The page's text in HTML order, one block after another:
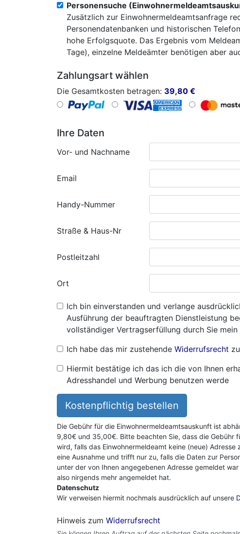
Personensuche
Zusätzlich zur Einwohnermeldeamtsanfrage
Personendatenbanken und historischen
hohe Erfolgsquote. Das Ergebnis vom
Tage), einzelne Meldeämter benötigen aber
Zahlungsart wählen
Die Gesamtkosten betragen: 39,80 €
Ihre Daten
Vor- und Nachname
Email
Handy-Nummer
Straße & Haus-Nr
Postleitzahl
Ort
Ich bin einverstanden und verlange
Ausführung der beauftragten Dienstleistung
vollständiger Vertragserfüllung durch Sie
Ich habe das mir zustehende Widerrufsrecht
Hiermit bestätige ich das ich die von Ihnen
Adresshandel und Werbung benutzen werde
Kostenpflichtig bestellen
Die Gebühr für die Einwohnermeldeamtsauskunft ist
9,80€ und 35,00€. Bitte beachten Sie, dass die Gebühr
wird, falls das Einwohnermeldeamt keine (neue)
eine Ausnahme und trifft nur zu, falls die Daten zur
unter der von Ihnen angegebenen Adresse gemeldet
also nirgends mehr angemeldet hat.
Datenschutz
Wir verweisen hiermit nochmals ausdrücklich auf unsere
Hinweis zum Widerrufsrecht